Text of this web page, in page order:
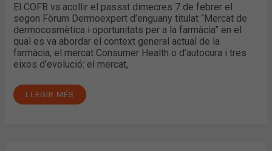
El COFB va acollir el passat dimecres 7 de febrer el
segon Fòrum Dermoexpert d’enguany titulat “Mercat de
dermocosmètica i oportunitats per a la farmàcia” en el
qual es va abordar el context general actual de la
farmàcia, el mercat Consumer Health o d’autocura i tres
eixos d’evolució: el mercat,
LLEGIR MÉS